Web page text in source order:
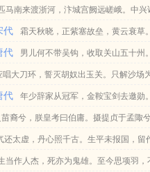
送将军登空堡上，曰：“但观之，慎
之，贼二十余骑四面集，步行负弓矢
右击，人马仆地，杀三十许人。宋将
禧论曰：子房得力士，椎秦皇帝博浪
烈、魁奇之士，泯泯然不见功名于世
其貌当年三十，然大铁椎今年四十耳
不解兮，思蹇产而不释。将运舟而下
。背夏浦而西思兮，哀故都之日远。
南渡之焉如。曾不知夏之为丘兮，孰
忽若去不信兮，至今九年而不复。惨
被离而障之。尧舜之抗行兮，瞭杳杳
日进兮，美超远而逾迈。乱曰：曼余
忘之。
日夜起江生。
马南来渡浙河，汴城宫阙远嵯峨。中
如何一别朱仙镇，不见将军奏凯歌。
代 霜天秋晓，正紫塞故垒，黄云衰草
鞬锦领，山西年少。谈笑。刁斗静，
人老？太平也，且欢娱，莫惜金樽频倒
代 男儿何不带吴钩，收取关山五十州
唱大刀环，誓灭胡奴出玉关。只解沙场
代 年少辞家从冠军，金鞍宝剑去邀勋
裔兮，朕皇考曰伯庸。摄提贞于孟陬
既有此内美兮，又重之以修能。扈江
洲之宿莽。日月忽其不淹兮，春与秋
还太虚，丹心照千古。生平未报国，留
当作人杰，死亦为鬼雄。至今思项羽，